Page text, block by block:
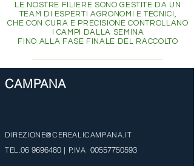
LE NOSTRE FILIERE SONO GESTITE DA UN
TEAM DI ESPERTI AGRONOMI E TECNICI,
CHE CON CURA E PRECISIONE CONTROLLANO
I CAMPI DALLA SEMINA
FINO ALLA FASE FINALE DEL RACCOLTO
CAMPANA
DIREZIONE@CEREALICAMPANA.IT
TEL.06 9696480 | P.IVA 00557750593